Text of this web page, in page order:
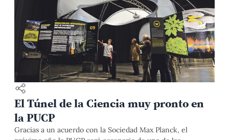
El Túnel de la Ciencia muy pronto en
la PUCP
Gracias a un acuerdo con la Sociedad Max Planck, el